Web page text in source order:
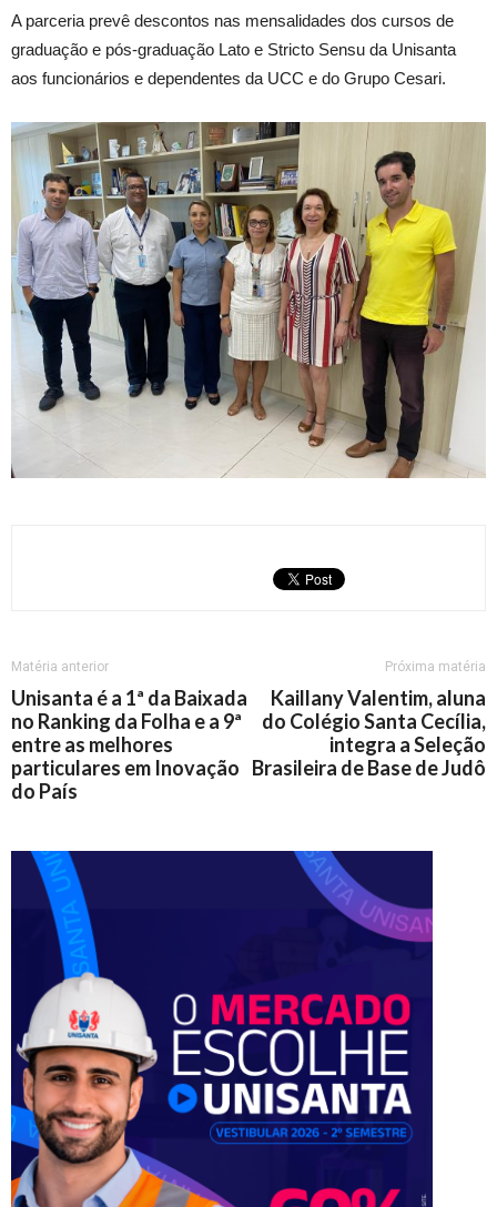
A parceria prevê descontos nas mensalidades dos cursos de
graduação e pós-graduação Lato e Stricto Sensu da Unisanta
aos funcionários e dependentes da UCC e do Grupo Cesari.
Matéria anterior
Unisanta é a 1ª da Baixada
no Ranking da Folha e a 9ª
entre as melhores
particulares em Inovação
do País
Próxima matéria
Kaillany Valentim, aluna
do Colégio Santa Cecília,
integra a Seleção
Brasileira de Base de Judô